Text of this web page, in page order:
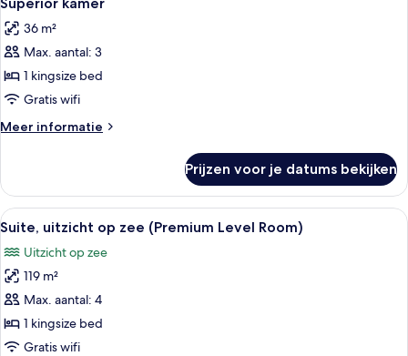
foto's
voor
Superior
kamer
laden
36 m²
Max. aantal: 3
1 kingsize bed
Gratis wifi
Meer informatie
Meer
kamer
Prijzen voor je datums bekijken
Alle
foto's
voor
Suite,
uitzicht
op
zee
Een balkon met uitzicht op het
6
Suite, uitzicht op zee (Premium Level Room)
Uitzicht op zee
119 m²
Max. aantal: 4
1 kingsize bed
Gratis wifi